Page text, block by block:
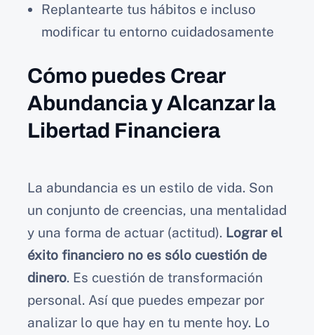
Replantearte tus hábitos e incluso
modificar tu entorno cuidadosamente
Cómo puedes Crear
Abundancia y Alcanzar la
Libertad Financiera
La abundancia es un estilo de vida. Son
un conjunto de creencias, una mentalidad
y una forma de actuar (actitud). Lograr el
éxito financiero no es sólo cuestión de
dinero. Es cuestión de transformación
personal. Así que puedes empezar por
analizar lo que hay en tu mente hoy. Lo